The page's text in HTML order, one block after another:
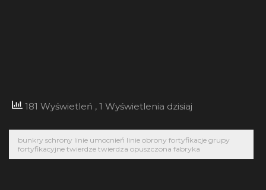
181 Wyświetleń , 1 Wyświetlenia dzisiaj
bunkry schrony linie umocnień linie obrony fortyfikacje grupy
fortyfikacyjne twierdze twierdza opuszczona fabryka